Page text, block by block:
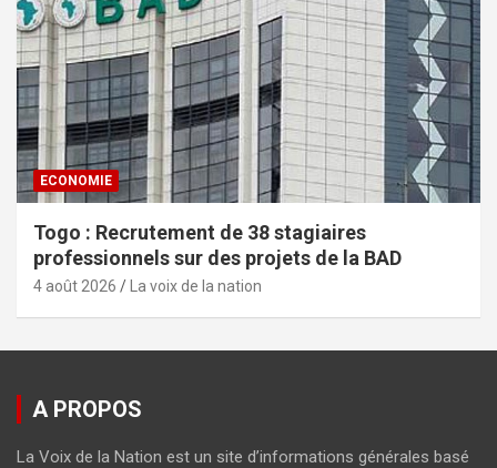
ECONOMIE
Togo : Recrutement de 38 stagiaires
professionnels sur des projets de la BAD
4 août 2026 La voix de la nation
A PROPOS
La Voix de la Nation est un site d’informations générales basé